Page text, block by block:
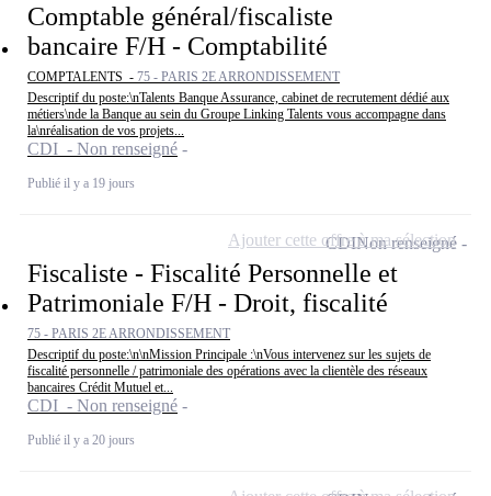
Comptable général/fiscaliste
bancaire F/H - Comptabilité
COMPTALENTS - 75 - PARIS 2E ARRONDISSEMENT
Descriptif du poste:\nTalents Banque Assurance, cabinet de recrutement dédié aux
métiers\nde la Banque au sein du Groupe Linking Talents vous accompagne dans
la\nréalisation de vos projets...
CDI - Non renseigné
Publié il y a 19 jours
Fiscaliste - Fiscalité Personnelle et
Patrimoniale F/H - Droit, fiscalité
75 - PARIS 2E ARRONDISSEMENT
Descriptif du poste:\n\nMission Principale :\nVous intervenez sur les sujets de
fiscalité personnelle / patrimoniale des opérations avec la clientèle des réseaux
bancaires Crédit Mutuel et...
CDI - Non renseigné
Publié il y a 20 jours
CDINon renseigné
Ajouter cette offre à ma sélection